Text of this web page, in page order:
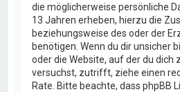
die möglicherweise persönliche
13 Jahren erheben, hierzu die
beziehungsweise des oder der
benötigen. Wenn du dir unsicher
oder die Website, auf der du dich
versuchst, zutrifft, ziehe einen
Rate. Bitte beachte, dass phpBB